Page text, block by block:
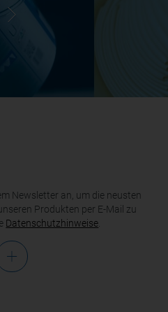
Newsletter an, um die neusten
Produkten per E-Mail zu
Datenschutzhinweise.